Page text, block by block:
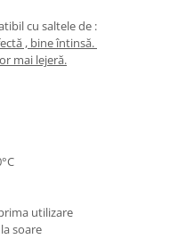
cu saltele de :
, bine întinsă.
mai lejeră.
utilizare
soare